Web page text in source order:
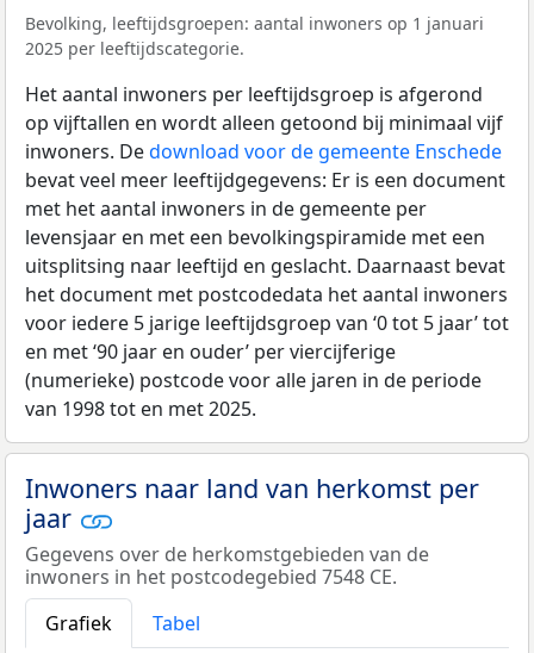
Bevolking, leeftijdsgroepen: aantal inwoners op 1 januari
2025 per leeftijdscategorie.
Het aantal inwoners per leeftijdsgroep is afgerond
op vijftallen en wordt alleen getoond bij minimaal vijf
inwoners. Dedownload voor de gemeente Enschede
bevat veel meer leeftijdgegevens: Er is een document
met het aantal inwoners in de gemeente per
levensjaar en met een bevolkingspiramide met een
uitsplitsing naar leeftijd en geslacht. Daarnaast bevat
het document met postcodedata het aantal inwoners
voor iedere 5 jarige leeftijdsgroep van ‘0 tot 5 jaar’ tot
en met ‘90 jaar en ouder’ per viercijferige
(numerieke) postcode voor alle jaren in de periode
van 1998 tot en met 2025.
Inwoners naar land van herkomst per
jaar
Gegevens over de herkomstgebieden van de
inwoners in het postcodegebied 7548 CE.
Grafiek
Tabel